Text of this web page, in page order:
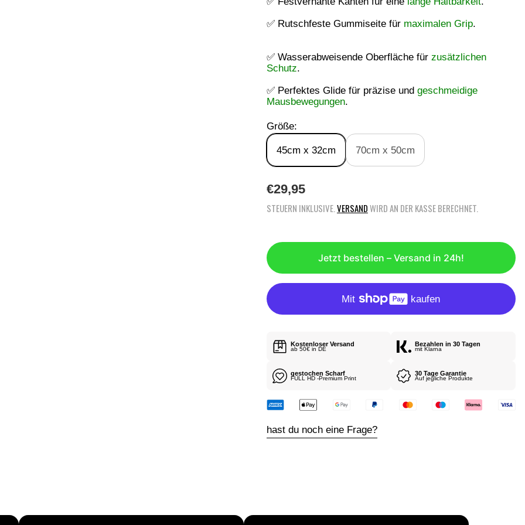
✅ Rutschfeste Gummiseite für maximalen Grip.
✅ Wasserabweisende Oberfläche für zusätzlichen
Schutz.
✅ Perfektes Glide für präzise und geschmeidige
Mausbewegungen.
Größe:
45cm x 32cm 70cm x 50cm
R
E
L
Ä
R
E
R
E
S
€29,95
STEUERN INKLUSIVE. VERSANDWIRD AN DER KASSE BERECHNET.
Jetzt bestellen – Versand in 24h!
Kostenloser Versand
ab 50€ in DE
Bezahlen in 30 Tagen
mit Klarna
gestochen Scharf
FULL HD -Premium Print
30 Tage Garantie
Auf jegliche Produkte
hast du noch eine Frage?